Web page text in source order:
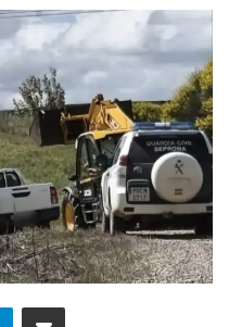
TelegramCompartir via Email